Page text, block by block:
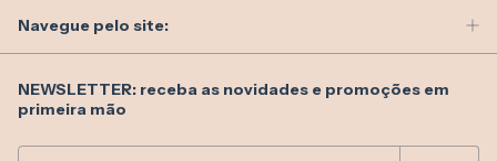
Navegue pelo site:
NEWSLETTER: receba as novidades e promoções em
primeira mão